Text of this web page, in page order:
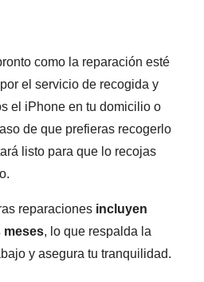
como la reparación esté
el servicio de recogida y
el iPhone en tu domicilio o
de que prefieras recogerlo
listo para que lo recojas
reparaciones incluyen
meses, lo que respalda la
y asegura tu tranquilidad.